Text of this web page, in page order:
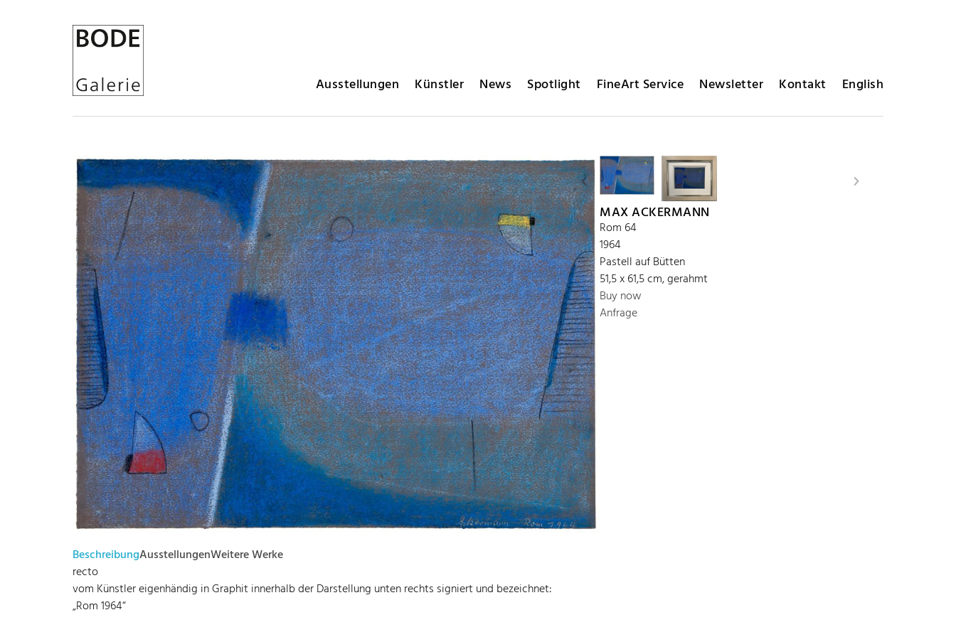
Ausstellungen Künstler News Spotlight FineArt Service Newsletter Kontakt English
MAX ACKERMANN
Rom 64
1964
Pastell auf Bütten
51,5 x 61,5 cm, gerahmt
Buy now
Anfrage
BeschreibungAusstellungenWeitere Werke
recto
vom Künstler eigenhändig in Graphit innerhalb der Darstellung unten rechts signiert und bezeichnet:
„Rom 1964“